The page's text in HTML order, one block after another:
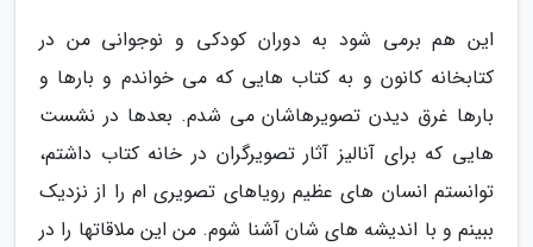
این هم برمی شود به دوران کودکی و نوجوانی من در
کتابخانه کانون و به کتاب هایی که می خواندم و بارها و
بارها غرق دیدن تصویرهاشان می شدم. بعدها در نشست
هایی که برای آنالیز آثار تصویرگران در خانه کتاب داشتم،
توانستم انسان های عظیم رویاهای تصویری ام را از نزدیک
ببینم و با اندیشه های شان آشنا شوم. من این ملاقاتها را در